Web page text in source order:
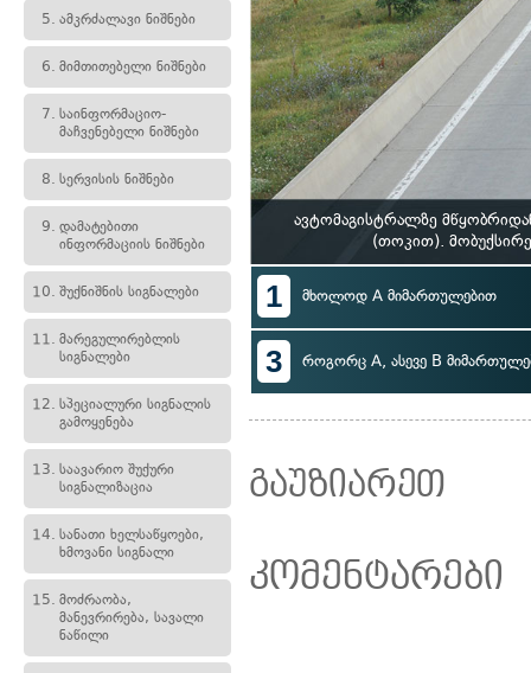
5. ამკრძალავი ნიშნები
6. მიმთითებელი ნიშნები
7. საინფორმაციო-
მაჩვენებელი ნიშნები
8. სერვისის ნიშნები
9. დამატებითი
ინფორმაციის ნიშნები
10. შუქნიშნის სიგნალები
11. მარეგულირებლის
სიგნალები
12. სპეციალური სიგნალის
გამოყენება
13. საავარიო შუქური
სიგნალიზაცია
14. სანათი ხელსაწყოები,
ხმოვანი სიგნალი
15. მოძრაობა,
მანევრირება, სავალი
ნაწილი
ავტომაგისტრალზე
(თოკით).
1 მხოლოდ A მიმართულებით
3 როგორც A, ასევე B
გაუზიარეთ
კომენტარები